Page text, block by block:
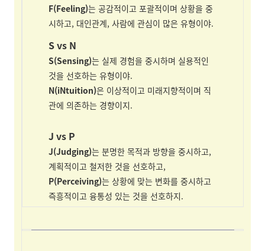
F(Feeling)는 공감적이고 포괄적이며 상황을 중
시하고, 대인관계, 사람에 관심이 많은 유형이야.
S vs N
S(Sensing)는 실제 경험을 중시하며 실용적인
것을 선호하는 유형이야.
N(iNtuition)은 이상적이고 미래지향적이며 직
관에 의존하는 경향이지.
J vs P
J(Judging)는 분명한 목적과 방향을 중시하고,
계획적이고 철저한 것을 선호하고,
P(Perceiving)는 상황에 맞는 변화를 중시하고
즉흥적이고 융통성 있는 것을 선호하지.